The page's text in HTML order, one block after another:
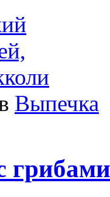
Выпечка